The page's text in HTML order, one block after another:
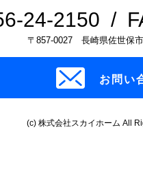
24-2150 /
〒857-0027 長崎県佐世保
お問い
(c) 株式会社スカイホーム All